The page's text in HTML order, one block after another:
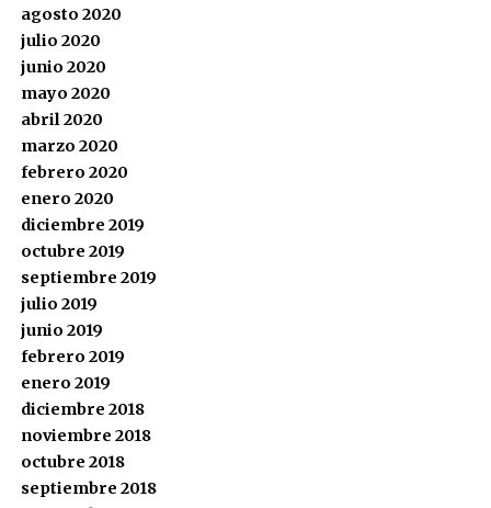
agosto 2020
julio 2020
junio 2020
mayo 2020
abril 2020
marzo 2020
febrero 2020
enero 2020
diciembre 2019
octubre 2019
septiembre 2019
julio 2019
junio 2019
febrero 2019
enero 2019
diciembre 2018
noviembre 2018
octubre 2018
septiembre 2018